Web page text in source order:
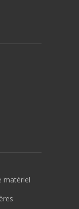
matériel